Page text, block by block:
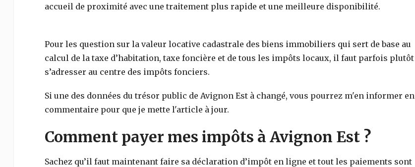
accueil de proximité avec une traitement plus rapide et une meilleure disponibilité.
Pour les question sur la valeur locative cadastrale des biens immobiliers qui sert de base au
calcul de la taxe d’habitation, taxe foncière et de tous les impôts locaux, il faut parfois plutôt
s’adresser au centre des impôts fonciers.
Si une des données du trésor public de Avignon Està changé, vous pourrez m'en informer en
commentaire pour que je mette l'article à jour.
Comment payer mes impôts à Avignon Est ?
Sachez qu’il faut maintenant faire sa déclaration d’impôt en ligne et tout les paiements sont